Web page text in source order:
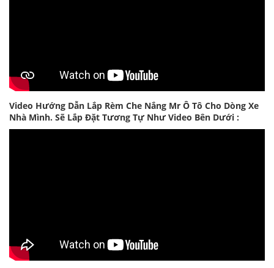
Video Hướng Dẫn Lắp Rèm Che Nắng Mr Ô Tô Cho Dòng Xe
Nhà Mình. Sẽ Lắp Đặt Tương Tự Như Video Bên Dưới :